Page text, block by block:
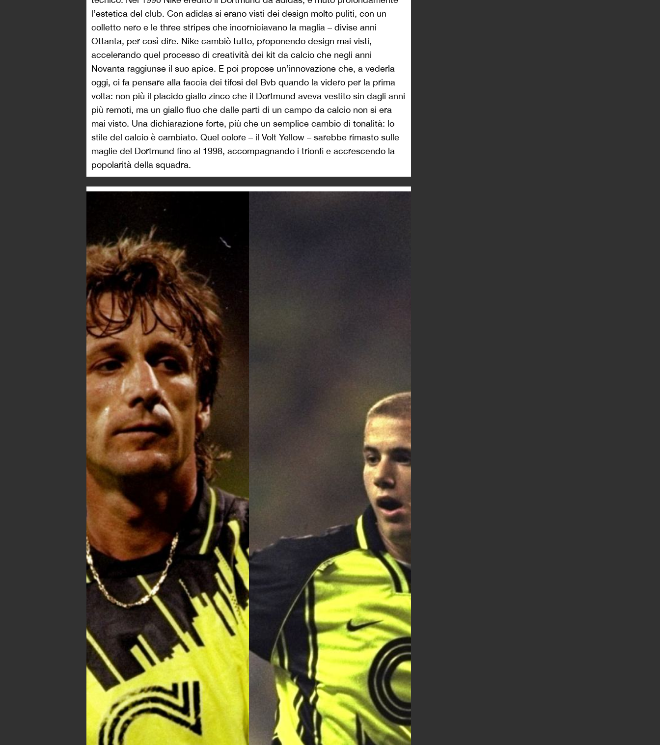
l’estetica del club. Con adidas si erano visti dei design molto puliti, con un
colletto nero e le three stripes che incorniciavano la maglia – divise anni
Ottanta, per così dire. Nike cambiò tutto, proponendo design mai visti,
accelerando quel processo di creatività dei kit da calcio che negli anni
Novanta raggiunse il suo apice. E poi propose un’innovazione che, a vederla
oggi, ci fa pensare alla faccia dei tifosi del Bvb quando la videro per la prima
volta: non più il placido giallo zinco che il Dortmund aveva vestito sin dagli anni
più remoti, ma un giallo fluo che dalle parti di un campo da calcio non si era
mai visto. Una dichiarazione forte, più che un semplice cambio di tonalità: lo
stile del calcio è cambiato. Quel colore – il Volt Yellow – sarebbe rimasto sulle
maglie del Dortmund fino al 1998, accompagnando i trionfi e accrescendo la
popolarità della squadra.